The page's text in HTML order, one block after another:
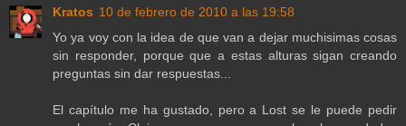
Kratos 10 de febrero de 2010 a las 19:58
Yo ya voy con la idea de que van a dejar muchisimas cosas
sin responder, porque que a estas alturas sigan creando
preguntas sin dar respuestas...
El capítulo me ha gustado, pero a Lost se le puede pedir